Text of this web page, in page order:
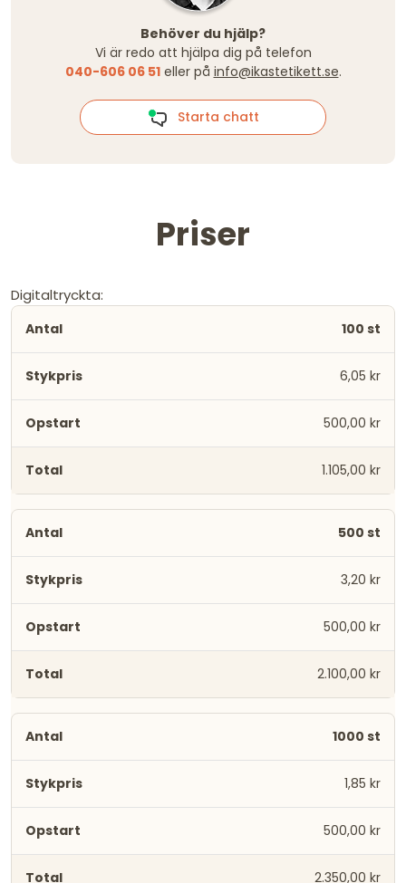
Behöver du hjälp?
Vi är redo att hjälpa dig på telefon
040-606 06 51eller på info@ikastetikett.se.
Starta chatt
Priser
Digitaltryckta:
100 st
6,05 kr
500,00 kr
1.105,00 kr
500 st
3,20 kr
500,00 kr
2.100,00 kr
1000 st
1,85 kr
500,00 kr
2.350,00 kr